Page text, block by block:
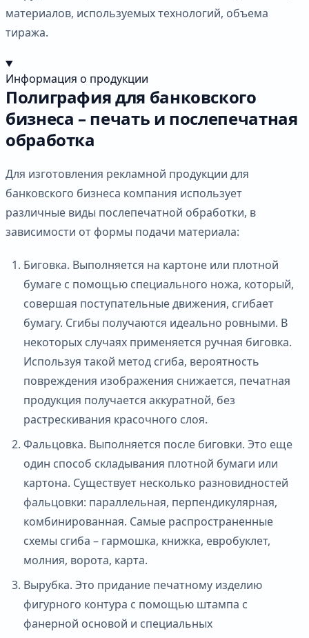
материалов, используемых технологий, объема
тиража.
Информация о продукции
Полиграфия для банковского
бизнеса – печать и послепечатная
обработка
Для изготовления рекламной продукции для
банковского бизнеса компания использует
различные виды послепечатной обработки, в
зависимости от формы подачи материала:
Биговка. Выполняется на картоне или плотной
бумаге с помощью специального ножа, который,
совершая поступательные движения, сгибает
бумагу. Сгибы получаются идеально ровными. В
некоторых случаях применяется ручная биговка.
Используя такой метод сгиба, вероятность
повреждения изображения снижается, печатная
продукция получается аккуратной, без
растрескивания красочного слоя.
Фальцовка. Выполняется после биговки. Это еще
один способ складывания плотной бумаги или
картона. Существует несколько разновидностей
фальцовки: параллельная, перпендикулярная,
комбинированная. Самые распространенные
схемы сгиба – гармошка, книжка, евробуклет,
молния, ворота, карта.
Вырубка. Это придание печатному изделию
фигурного контура с помощью штампа с
фанерной основой и специальных